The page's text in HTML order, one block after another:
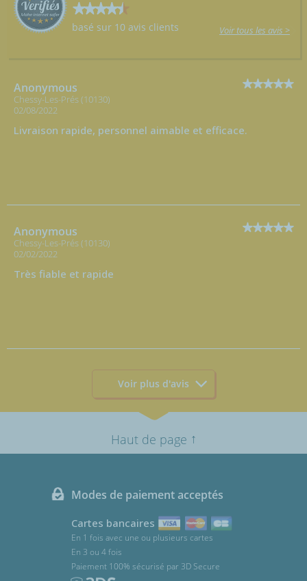
basé sur 10 avis clients Voir tous les avis >
Anonymous
Chessy-Les-Prés (10130)
02/08/2022
Livraison rapide, personnel aimable et efficace.
Anonymous
Chessy-Les-Prés (10130)
02/02/2022
Très fiable et rapide
Voir plus d'avis
Haut de page ↑
Modes de paiement acceptés
Cartes bancaires
En 1 fois avec une ou plusieurs cartes
En 3 ou 4 fois
Paiement 100% sécurisé par 3D Secure